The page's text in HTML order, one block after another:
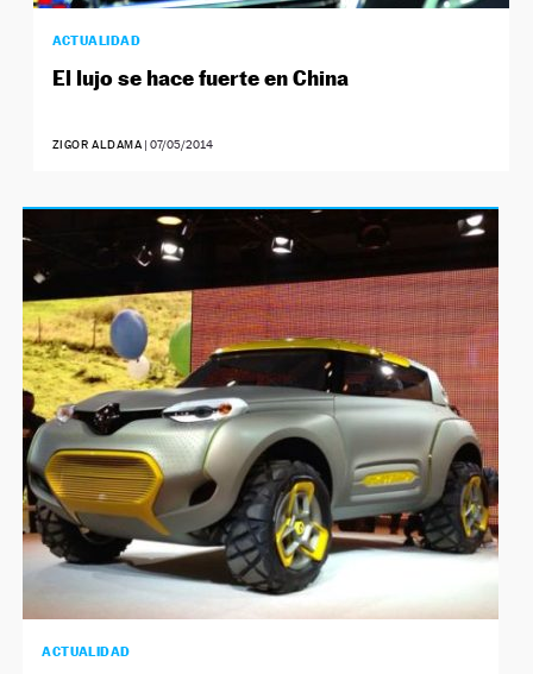
ACTUALIDAD
El lujo se hace fuerte en China
ZIGOR ALDAMA |07/05/2014
ACTUALIDAD